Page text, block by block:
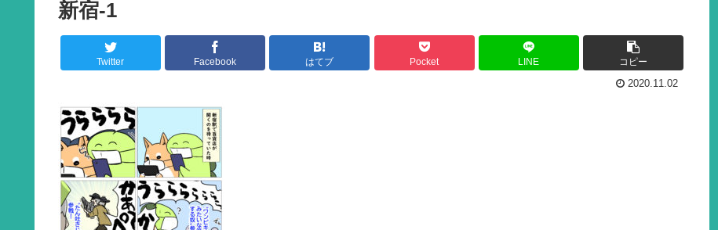
新宿-1
Twitter Facebook はてブ Pocket LINE コピー
2020.11.02